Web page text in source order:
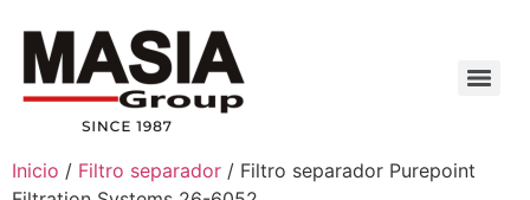
Inicio / Filtro separador / Filtro separador Purepoint